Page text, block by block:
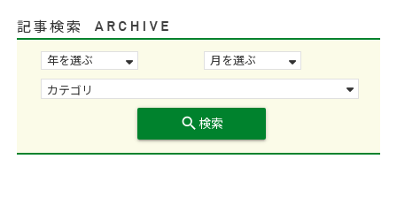
記事検索
search検索